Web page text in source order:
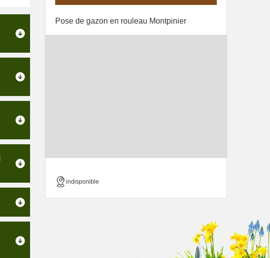
Pose de gazon en rouleau Montpinier
indisponible